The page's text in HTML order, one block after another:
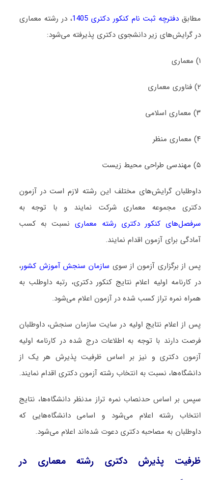
مطابقدفترچه ثبت نام کنکور دکتری 1405
، در رشته ﻣﻌﻤﺎری
در گرایش‌های زیر دانشجوی دکتری پذیرفته می‌شود:
۱) ﻣﻌﻤﺎری
۲) فناوری معماری
۳) معماری اسلامی
۴) معماری منظر
۵) مهندسی طراحی محیط زیست
داوطلبان گرایش‌های مختلف این رشته لازم است در آزمون
دکتری مجموعه ﻣﻌﻤﺎری شرکت نمایند و با توجه به
سرفصل‌های کنکور دکتری رشته ﻣﻌﻤﺎری نسبت به کسب
آمادگی برای آزمون اقدام نمایند.
پس از برگزاری آزمون از سوی سازمان سنجش آموزش کشور،
در کارنامه اولیه اعلام نتایج کنکور دکتری، رتبه داوطلب به
همراه نمره تراز کسب شده در آزمون اعلام می‌شود.
پس از اعلام نتایج اولیه در سایت سازمان سنجش، داوطلبان
فرصت دارند با توجه به اطلاعات درج شده در کارنامه اولیه
آزمون دکتری و نیز بر اساس ظرفیت پذیرش هر یک از
دانشگاه‌ها، نسبت به انتخاب رشته آزمون دکتری اقدام نمایند.
سپس بر اساس حدنصاب نمره تراز مدنظر دانشگاه‌ها، نتایج
انتخاب رشته اعلام می‌شود و اسامی دانشگاه‌هایی که
داوطلبان به مصاحبه دکتری دعوت شده‌اند اعلام می‌شود.
ظرفیت پذیرش دکتری رشته ﻣﻌﻤﺎری در